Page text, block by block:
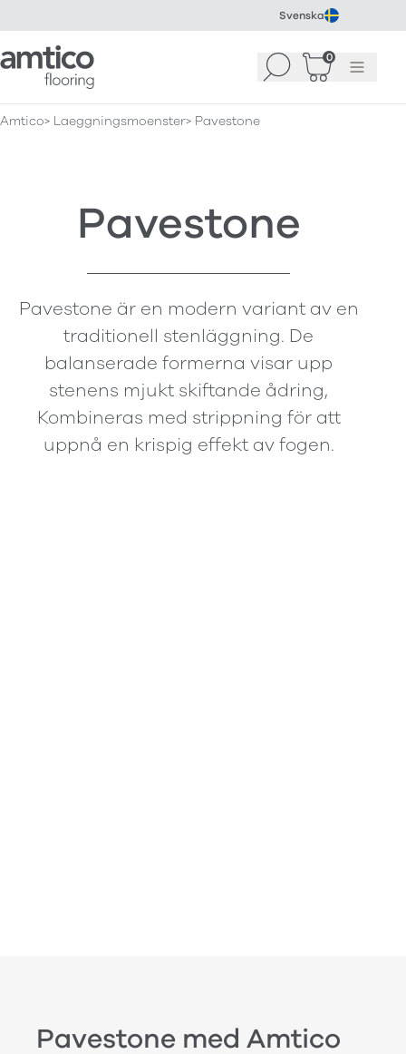
Svenska
Amtico Flooring Sök 0
Korg 0)Meny
Amtico Laeggningsmoenster Pavestone
Pavestone
Pavestone är en modern variant av en
traditionell stenläggning. De
balanserade formerna visar upp
stenens mjukt skiftande ådring,
Kombineras med strippning för att
uppnå en krispig effekt av fogen.
Pavestone med Amtico